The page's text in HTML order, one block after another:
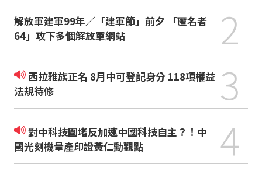
解放軍建軍99年／「建軍節」前夕 「匿名者
64」攻下多個解放軍網站
2
西拉雅族正名 8月中可登記身分 118項權益
法規待修
3
對中科技圍堵反加速中國科技自主？！中
國光刻機量產印證黃仁勳觀點
4